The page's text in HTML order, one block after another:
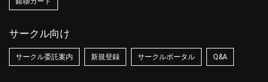
サークル向け
サークル委託案内 新規登録 サークルポータル Q&A